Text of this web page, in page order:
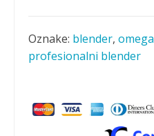
Oznake: blender, omega
profesionalni blender